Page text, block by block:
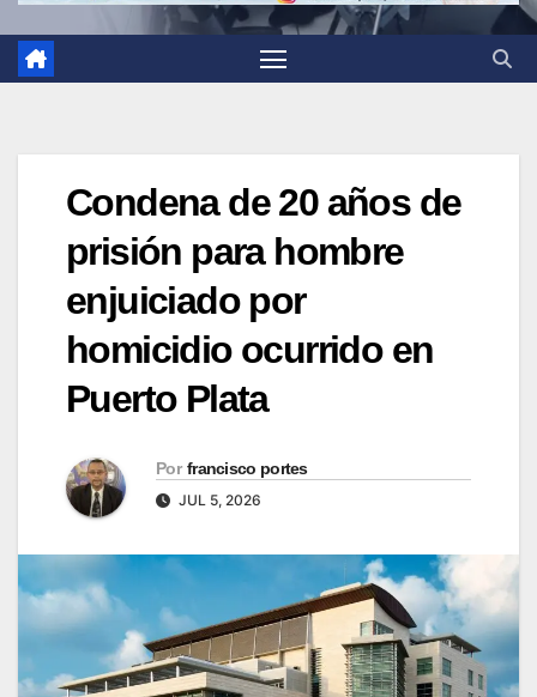
Condena de 20 años de
prisión para hombre
enjuiciado por
homicidio ocurrido en
Puerto Plata
Por francisco portes
JUL 5, 2026